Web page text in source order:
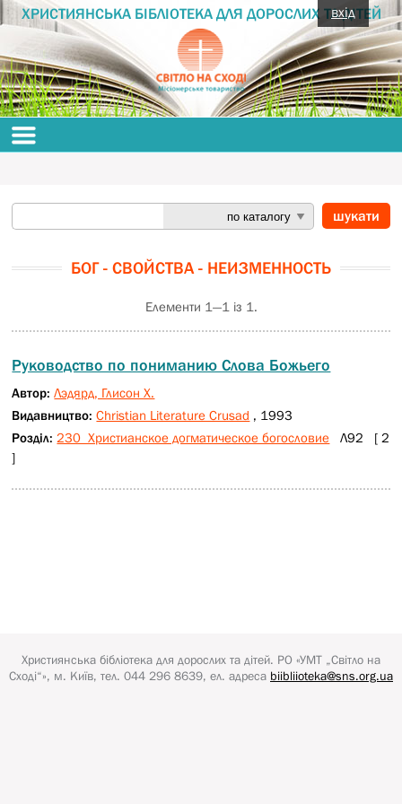
ХРИСТИЯНСЬКА БІБЛІОТЕКА ДЛЯ ДОРОСЛИХ ТА ДІТЕЙ
БОГ - СВОЙСТВА - НЕИЗМЕННОСТЬ
Елементи 1—1 із 1.
Руководство по пониманию Слова Божьего
Автор:Лэдярд, Глисон Х.
Видавництво:Christian Literature Crusad , 1993
Розділ: 230 Христианское догматическое богословие Л92 [ 2
]
Християнська бібліотека для дорослих та дітей. РО «УМТ „Світло на
Сході“», м. Київ, тел. 044 296 8639, ел. адреса biibliioteka@sns.org.ua
вхід